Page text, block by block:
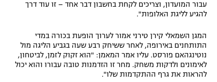
עבור המועדון, וצריכים לקחת בחשבון דבר אחד – זו עוד דרך
להגיע לליגת האלופות".
המגן השמאלי קירן טירני אמור לערוך הופעת בכורה במדי
התותחנים באירופה, לאחר ששיחק רבע שעה בגביע הליגה מול
נוטינגהאם פורסט. עליו אמר המאמן: "הוא זקוק לזמן, לביטחון,
לאימונים ולדקות משחק. מחר זו הזדמנות טובה עבורו והוא יכול
להראות את גרף ההתקדמות שלו".